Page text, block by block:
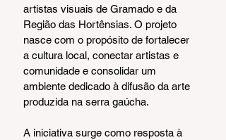
artistas visuais de Gramado e da
Região das Hortênsias. O projeto
nasce com o propósito de fortalecer
a cultura local, conectar artistas e
comunidade e consolidar um
ambiente dedicado à difusão da arte
produzida na serra gaúcha.
A iniciativa surge como resposta à